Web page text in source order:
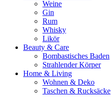
Weine
Gin
Rum
Whisky
Likör
Beauty & Care
Bombastisches Baden
Strahlender Körper
Home & Living
Wohnen & Deko
Taschen & Rucksäcke